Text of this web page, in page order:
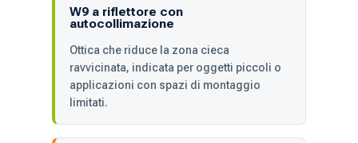
W9 a riflettore con
autocollimazione
Ottica che riduce la zona cieca
ravvicinata, indicata per oggetti piccoli o
applicazioni con spazi di montaggio
limitati.